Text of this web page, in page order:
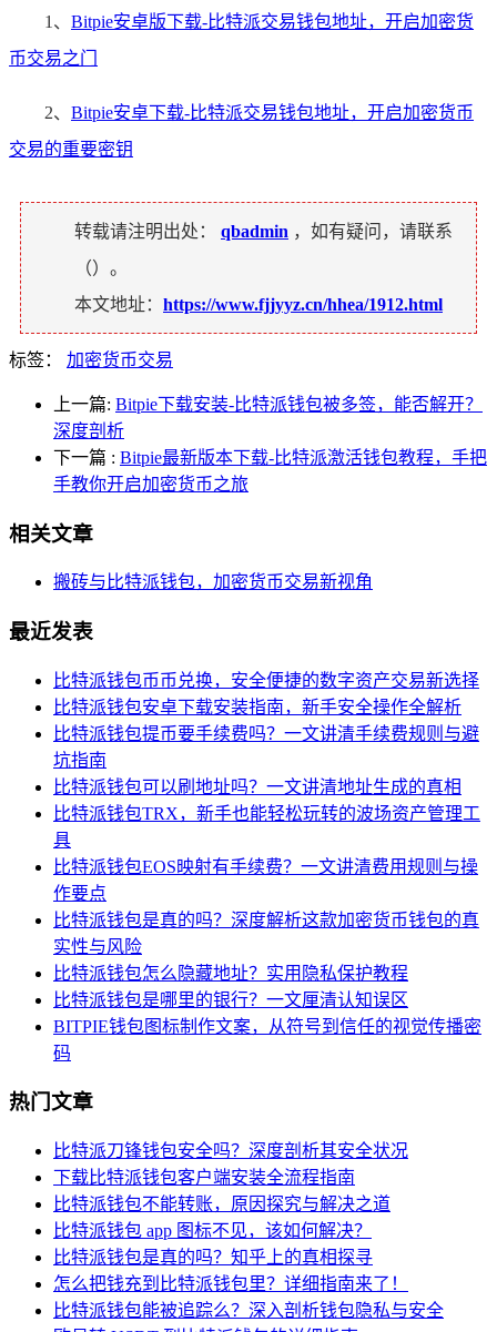
1、 Bitpie安卓版下载-比特派交易钱包地址，开启加密货
币交易之门
2、 Bitpie安卓下载-比特派交易钱包地址，开启加密货币
交易的重要密钥
转载请注明出处： qbadmin ，如有疑问，请联系
（）。
本文地址： https://www.fjjyyz.cn/hhea/1912.html
标签： 加密货币交易
上一篇: Bitpie下载安装-比特派钱包被多签，能否解开？
深度剖析
下一篇 : Bitpie最新版本下载-比特派激活钱包教程，手把
手教你开启加密货币之旅
相关文章
搬砖与比特派钱包，加密货币交易新视角
最近发表
比特派钱包币币兑换，安全便捷的数字资产交易新选择
比特派钱包安卓下载安装指南，新手安全操作全解析
比特派钱包提币要手续费吗？一文讲清手续费规则与避
坑指南
比特派钱包可以刷地址吗？一文讲清地址生成的真相
比特派钱包TRX，新手也能轻松玩转的波场资产管理工
具
比特派钱包EOS映射有手续费？一文讲清费用规则与操
作要点
比特派钱包是真的吗？深度解析这款加密货币钱包的真
实性与风险
比特派钱包怎么隐藏地址？实用隐私保护教程
比特派钱包是哪里的银行？一文厘清认知误区
BITPIE钱包图标制作文案，从符号到信任的视觉传播密
码
热门文章
比特派刀锋钱包安全吗？深度剖析其安全状况
下载比特派钱包客户端安装全流程指南
比特派钱包不能转账，原因探究与解决之道
比特派钱包 app 图标不见，该如何解决？
比特派钱包是真的吗？知乎上的真相探寻
怎么把钱充到比特派钱包里？详细指南来了！
比特派钱包能被追踪么？深入剖析钱包隐私与安全